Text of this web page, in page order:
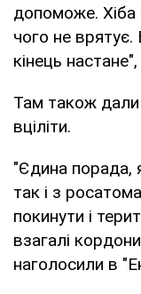
допоможе. Хіба
чого не врятує.
кінець
Там також дали
вціліти.
"Єдина порада,
так і з
покинути і
взагалі
наголосили в